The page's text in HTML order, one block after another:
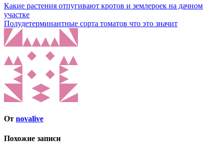
Навигация
по
записям
Какие растения отпугивают кротов и землероек на дачном
участке
Полудетерминантные сорта томатов что это значит
От novalive
Похожие записи